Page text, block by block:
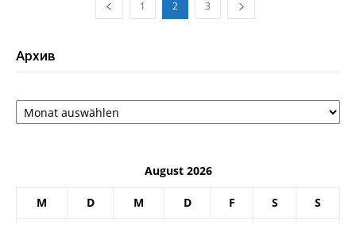
1 2 3
Архив
Архив
August 2026
M D M D F S S